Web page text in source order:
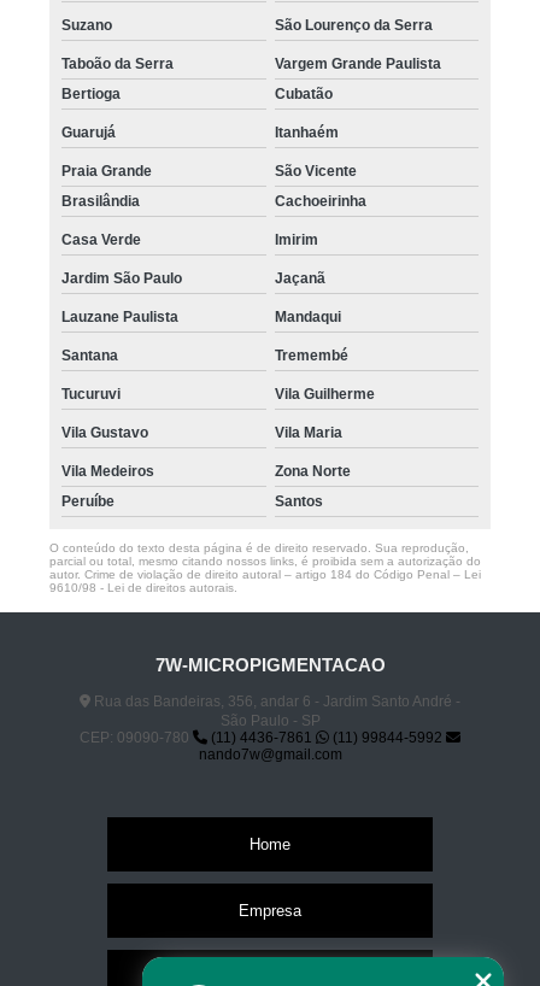
Suzano São Lourenço da Serra
Taboão da Serra
Vargem Grande Paulista
Bertioga
Cubatão
Guarujá Itanhaém
Praia Grande
São Vicente
Brasilândia
Cachoeirinha
Casa Verde Imirim
Jardim São Paulo Jaçanã
Lauzane Paulista Mandaqui
Santana Tremembé
Tucuruvi Vila Guilherme
Vila Gustavo Vila Maria
Vila Medeiros
Zona Norte
Peruíbe
Santos
O conteúdo do texto desta página é de direito reservado. Sua reprodução,
parcial ou total, mesmo citando nossos links, é proibida sem a autorização do
autor. Crime de violação de direito autoral – artigo 184 do Código Penal – Lei
9610/98 - Lei de direitos autorais
7W-MICROPIGMENTACAO
Rua das Bandeiras, 356, andar 6 - Jardim Santo André -
São Paulo - SP
CEP: 09090-780
(11) 4436-7861
(11) 99844-5992
nando7w@gmail.com
Home
Empresa